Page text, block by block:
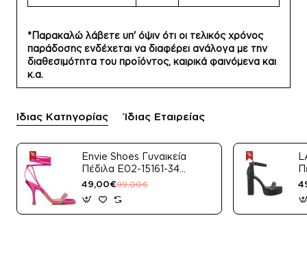
*Παρακαλώ λάβετε υπ' όψιν ότι οι τελικός χρόνος
παράδοσης ενδέχεται να διαφέρει ανάλογα με την
διαθεσιμότητα του προϊόντος, καιρικά φαινόμενα και
κ.α.
Ίδιας Κατηγορίας Ίδιας Εταιρείας
Envie Shoes Γυναικεία
Πέδιλα E02-15161-34
Μαύρο Satin
49,00€99,00€